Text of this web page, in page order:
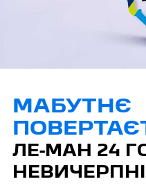
МАБУТНЄ
ЛЕ-МАН 24